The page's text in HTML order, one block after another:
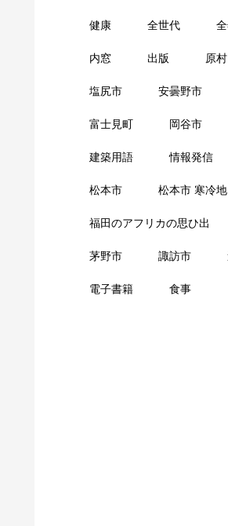
健康 全世代
内窓 出版 原村
塩尻市 安曇野市
富士見町 岡谷市
建築用語 情報発信
松本市 松本市 寒冷地
福田のアフリカの思ひ出
茅野市 諏訪市
電子書籍 食事